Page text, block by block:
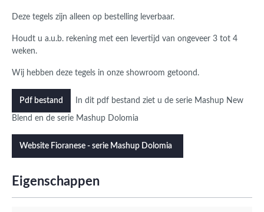
Deze tegels zijn alleen op bestelling leverbaar.
Houdt u a.u.b. rekening met een levertijd van ongeveer 3 tot 4
weken.
Wij hebben deze tegels in onze showroom getoond.
Pdf bestand In dit pdf bestand ziet u de serie Mashup New
Blend en de serie Mashup Dolomia
Website Fioranese - serie Mashup Dolomia
Eigenschappen